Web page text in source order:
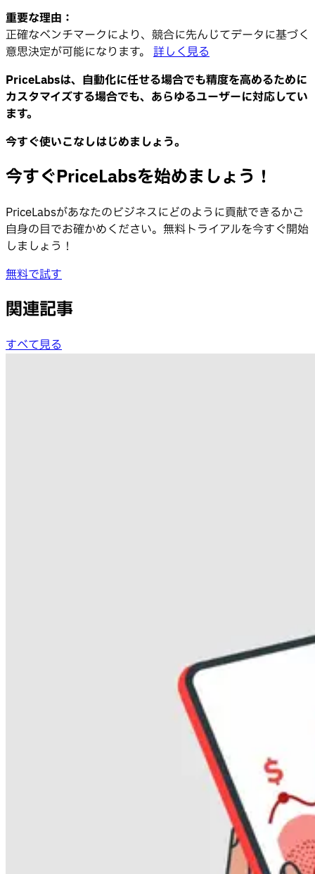
重要な理由：
正確なベンチマークにより、競合に先んじてデータに基づく
意思決定が可能になります。 詳しく見る
PriceLabsは、自動化に任せる場合でも精度を高めるために
カスタマイズする場合でも、あらゆるユーザーに対応してい
ます。
今すぐ使いこなしはじめましょう。
今すぐPriceLabsを始めましょう！
PriceLabsがあなたのビジネスにどのように貢献できるかご
自身の目でお確かめください。無料トライアルを今すぐ開始
しましょう！
無料で試す
関連記事
すべて見る